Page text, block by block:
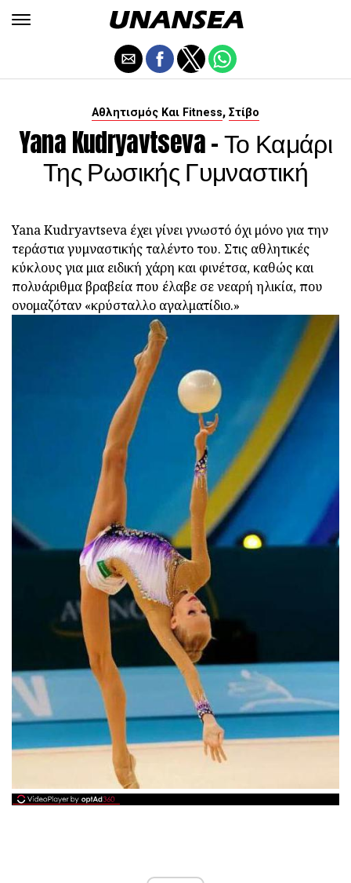
Αθλητισμός Και Fitness, Στίβο
Yana Kudryavtseva - Το Καμάρι
Της Ρωσικής Γυμναστική
Yana Kudryavtseva έχει γίνει γνωστό όχι μόνο για την
τεράστια γυμναστικής ταλέντο του. Στις αθλητικές
κύκλους για μια ειδική χάρη και φινέτσα, καθώς και
πολυάριθμα βραβεία που έλαβε σε νεαρή ηλικία, που
ονομαζόταν «κρύσταλλο αγαλματίδιο.»